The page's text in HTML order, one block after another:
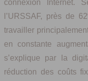
connexion Internet.
l’URSSAF, près de
travailler
en constante
s’explique par la
réduction des coûts